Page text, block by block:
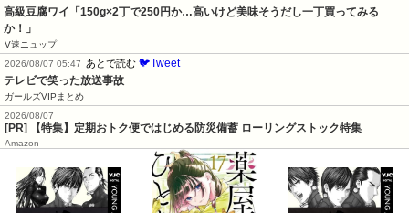
高級豆腐ワイ「150g×2丁で250円か…高いけど美味そうだし一丁買ってみる
か！」
V速ニュップ
2026/08/07 05:47
あとで読む 🐦Tweet
テレビで笑った放送事故
ガールズVIPまとめ
2026/08/07
[PR] 【特集】定期おトク便ではじめる防災備蓄 ローリングストック特集
Amazon